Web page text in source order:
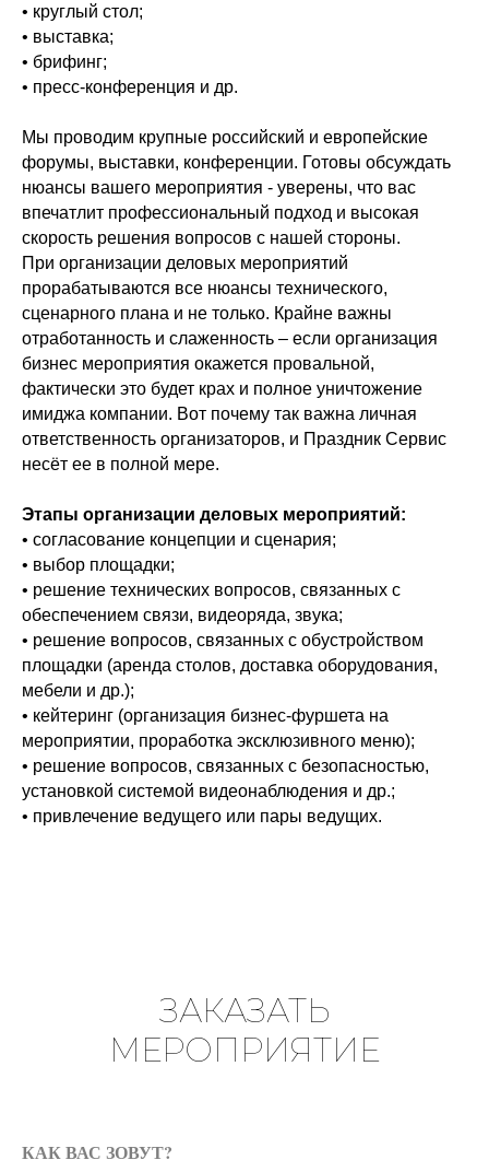
• круглый стол;
• выставка;
• брифинг;
• пресс-конференция и др.
Мы проводим крупные российский и европейские
форумы, выставки, конференции. Готовы обсуждать
нюансы вашего мероприятия - уверены, что вас
впечатлит профессиональный подход и высокая
скорость решения вопросов с нашей стороны.
При организации деловых мероприятий
прорабатываются все нюансы технического,
сценарного плана и не только. Крайне важны
отработанность и слаженность – если организация
бизнес мероприятия окажется провальной,
фактически это будет крах и полное уничтожение
имиджа компании. Вот почему так важна личная
ответственность организаторов, и Праздник Сервис
несёт ее в полной мере.
Этапы организации деловых мероприятий:
• согласование концепции и сценария;
• выбор площадки;
• решение технических вопросов, связанных с
обеспечением связи, видеоряда, звука;
• решение вопросов, связанных с обустройством
площадки (аренда столов, доставка оборудования,
мебели и др.);
• кейтеринг (организация бизнес-фуршета на
мероприятии, проработка эксклюзивного меню);
• решение вопросов, связанных с безопасностью,
установкой системой видеонаблюдения и др.;
• привлечение ведущего или пары ведущих.
ЗАКАЗАТЬ
МЕРОПРИЯТИЕ